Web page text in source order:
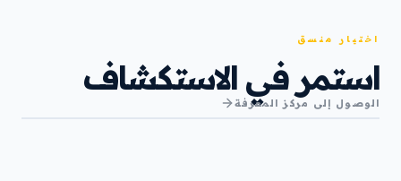
اختيار منسق
استمر في الاستكشاف
الوصول إلى مركز المعرفة